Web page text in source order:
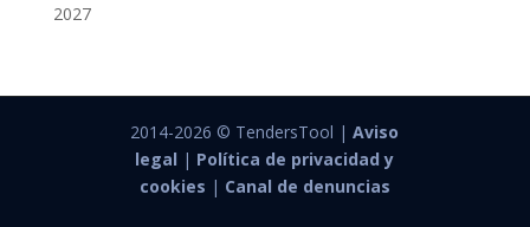
2027
2014-2026 © TendersTool |Aviso
legal | Política de privacidad y
cookies | Canal de denuncias